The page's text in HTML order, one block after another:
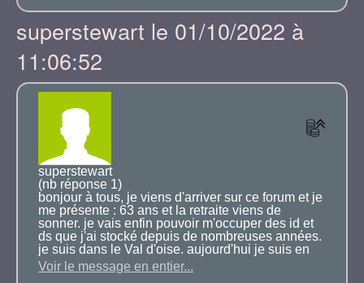
Quelqu'un peut il m'aider ? En avez vous ou
pouvez vous m'orienter vers un site ?
Merci d'avance.
m'adresser un mail à phduperron@gmail.com
superstewart le 01/10/2022 à
11:06:52
superstewart
(nb réponse 1)
bonjour à tous, je viens d'arriver sur ce forum et je
me présente : 63 ans et la retraite viens de
sonner. je vais enfin pouvoir m'occuper des id et
ds que j'ai stocké depuis de nombreuses années.
je suis dans le Val d'oise. aujourd'hui je suis en
train de ranger et je suis ennuyé par une id19p
de 1958 qui se trouve sur mon passage et que je
Voir le message en entier...